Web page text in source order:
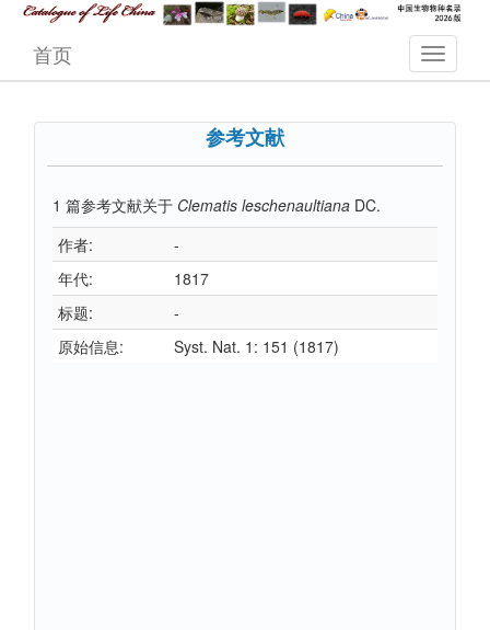
首页
参考文献
1 篇参考文献关于 Clematis leschenaultiana DC.
作者:
-
年代:
1817
标题:
-
原始信息:
Syst. Nat. 1: 151 (1817)